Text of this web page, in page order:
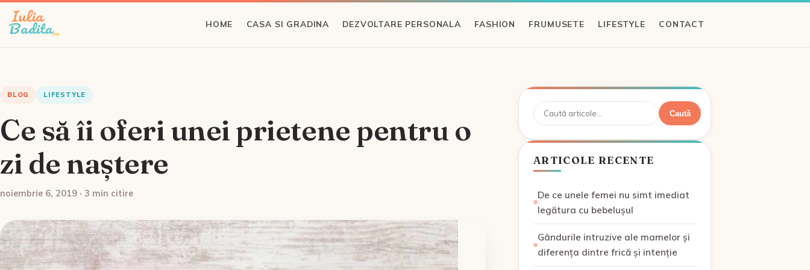
HOME CASA SI GRADINA DEZVOLTARE PERSONALA FASHION FRUMUSETE LIFESTYLE CONTACT
BLOG LIFESTYLE
Ce să îi oferi unei prietene pentru o
zi de naștere
noiembrie 6, 2019 · 3 min citire
Caută Caută
ARTICOLE RECENTE
De ce unele femei nu simt imediat
legătura cu bebelușul
Gândurile intruzive ale mamelor și
diferența dintre frică și intenție